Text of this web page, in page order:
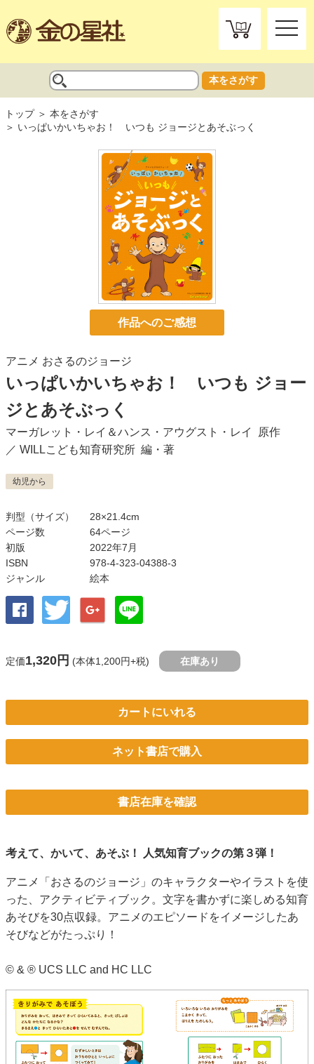
toggle
本をさがす
トップ
本をさがす
いっぱいかいちゃお！ いつも ジョージとあそぶっく
作品へのご感想
アニメ おさるのジョージ
いっぱいかいちゃお！ いつも ジョー
ジとあそぶっく
マーガレット・レイ＆ハンス・アウグスト・レイ
原作
／ WILLこども知育研究所 編・著
幼児から
判型（サイズ）
28×21.4cm
ページ数
64ページ
初版
2022年7月
ISBN
978-4-323-04388-3
ジャンル
絵本
定価1,320円 (本体1,200円+税) 在庫あり
カートにいれる
ネット書店で購入
書店在庫を確認
考えて、かいて、あそぶ！ 人気知育ブックの第３弾！
アニメ「おさるのジョージ」のキャラクターやイラストを使
った、アクティビティブック。文字を書かずに楽しめる知育
あそびを30点収録。アニメのエピソードをイメージしたあ
そびなどがたっぷり！
© & ® UCS LLC and HC LLC